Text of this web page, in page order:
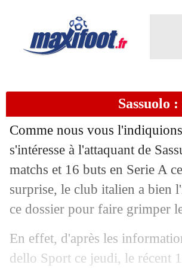
Sassuolo
Comme nous vous
s'intéresse à l'attaquant de
matchs et 16 buts en Serie A
surprise, le club italien a bien
ce dossier pour faire grimper
En effet, d'après les
dello Sport ce jeudi, le récent
Leverkusen : Diaby
09/06 Nice: Galtier
09/06 Bordeaux: Elis,
09/06 UEFA: des sanctions
Arsenal : Saliba, l'OM
09/06 Lyon: Aouar proposé
Barça : les salaires,